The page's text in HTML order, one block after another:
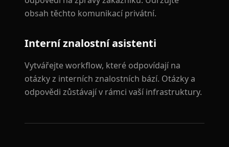
obsah těchto komunikací privátní.
Interní znalostní asistenti
Vytvářejte workflow, které odpovídají na
otázky z interních znalostních bází. Otázky a
odpovědi zůstávají v rámci vaší infrastruktury.